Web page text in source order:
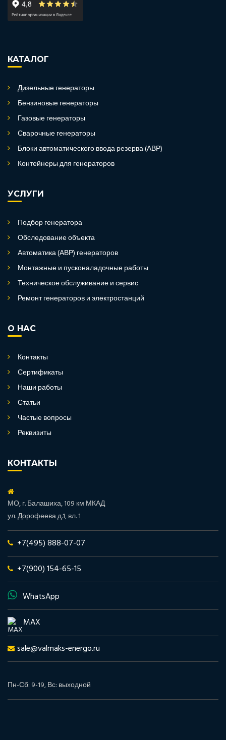
КАТАЛОГ
Дизельные генераторы
Бензиновые генераторы
Газовые генераторы
Сварочные генераторы
Блоки автоматического ввода резерва (АВР)
Контейнеры для генераторов
УСЛУГИ
Подбор генератора
Обследование объекта
Автоматика (АВР) генераторов
Монтажные и пусконаладочные работы
Техническое обслуживание и сервис
Ремонт генераторов и электростанций
О НАС
Контакты
Сертификаты
Наши работы
Статьи
Частые вопросы
Реквизиты
КОНТАКТЫ
МО, г. Балашиха, 109 км МКАД
ул. Дорофеева д.1, вл. 1
+7(495) 888-07-07
+7(900) 154-65-15
WhatsApp
MAX
sale@valmaks-energo.ru
Пн-Сб: 9-19, Вс: выходной